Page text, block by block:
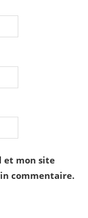
et mon site
commentaire.